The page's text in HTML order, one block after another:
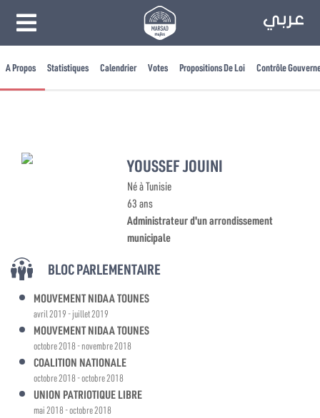
A Propos Statistiques Calendrier Votes Propositions De Loi Contrôle
YOUSSEF JOUINI
Né à Tunisie
63 ans
Administrateur d'un arrondissement
municipale
BLOC PARLEMENTAIRE
MOUVEMENT NIDAA TOUNES
avril 2019 - juillet 2019
MOUVEMENT NIDAA TOUNES
octobre 2018 - novembre 2018
COALITION NATIONALE
octobre 2018 - octobre 2018
UNION PATRIOTIQUE LIBRE
mai 2018 - octobre 2018